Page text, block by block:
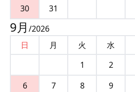
30
31
9月 /2026
日
月 火 水
1
2
6
7 8 9